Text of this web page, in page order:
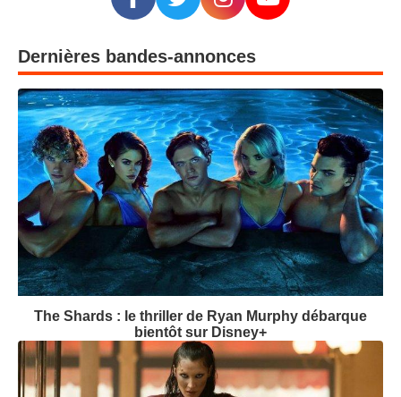
Dernières bandes-annonces
The Shards : le thriller de Ryan Murphy débarque
bientôt sur Disney+